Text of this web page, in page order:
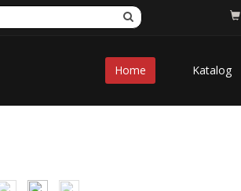
Home Katalog